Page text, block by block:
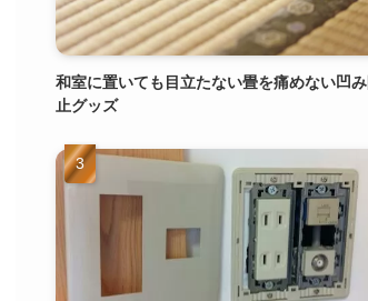
和室に置いても目立たない畳を痛めない凹
止グッズ